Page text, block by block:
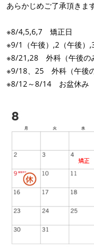
あらかじめご了承頂きま
※8/4,5,6,7 矯正日
※9/1（午後）,2（午後
※8/21,28 外科（午後の
※9/18、25 外科（午後の
※8/12～8/14 お盆休み